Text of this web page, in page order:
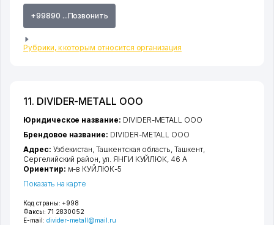
+99890 ...Позвонить
Рубрики, к которым относится организация
11. DIVIDER-METALL ООО
Код страны: +998
Факсы: 71 2830052
E-mail: divider-metall@mail.ru
Юридическое название: DIVIDER-METALL ООО
Брендовое название: DIVIDER-METALL ООО
Адрес: Узбекистан,Ташкентская область,Ташкент,
Сергелийский район,ул. ЯНГИ КУЙЛЮК, 46 А
Ориентир: м-в КУЙЛЮК-5
Показать на карте